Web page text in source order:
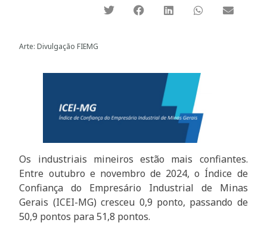
Arte: Divulgação FIEMG
Os industriais mineiros estão mais confiantes.
Entre outubro e novembro de 2024, o Índice de
Confiança do Empresário Industrial de Minas
Gerais (ICEI-MG) cresceu 0,9 ponto, passando de
50,9 pontos para 51,8 pontos.